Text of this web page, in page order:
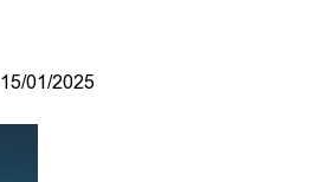
15/01/2025